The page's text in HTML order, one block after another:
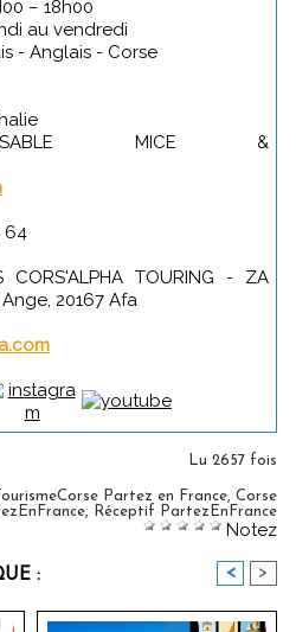
– 18h00
au vendredi
- Anglais - Corse
MICE &
64
CORS'ALPHA TOURING - ZA
20167 Afa
Lu 2657 fois
Partez en France, Corse
, Réceptif PartezEnFrance
Notez
: < >